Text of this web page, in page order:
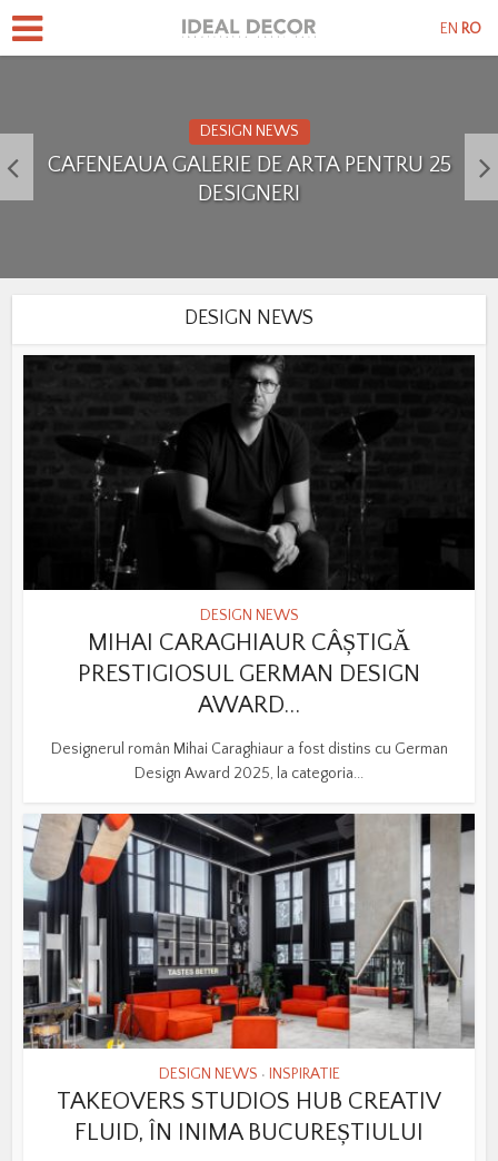
DESIGN NEWS
CAFENEAUA GALERIE DE ARTA PENTRU 25
DESIGNERI
DESIGN NEWS
DESIGN NEWS
MIHAI CARAGHIAUR CÂȘTIGĂ
PRESTIGIOSUL GERMAN DESIGN
AWARD...
Designerul român Mihai Caraghiaur a fost distins cu German
Design Award 2025, la categoria...
DESIGN NEWS • INSPIRATIE
TAKEOVERS STUDIOS HUB CREATIV
FLUID, ÎN INIMA BUCUREȘTIULUI
EN RO